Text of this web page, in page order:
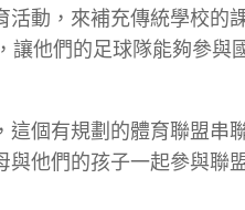
動，來補充傳統學校的
他們的足球隊能夠參與
個有規劃的體育聯盟串
他們的孩子一起參與聯